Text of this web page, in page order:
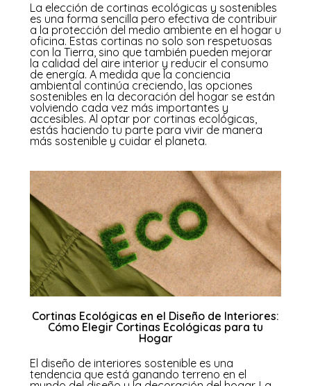
La elección de cortinas ecológicas y sostenibles
es una forma sencilla pero efectiva de contribuir
a la protección del medio ambiente en el hogar u
oficina. Estas cortinas no solo son respetuosas
con la Tierra, sino que también pueden mejorar
la calidad del aire interior y reducir el consumo
de energía. A medida que la conciencia
ambiental continúa creciendo, las opciones
sostenibles en la decoración del hogar se están
volviendo cada vez más importantes y
accesibles. Al optar por cortinas ecológicas,
estás haciendo tu parte para vivir de manera
más sostenible y cuidar el planeta.
Cortinas Ecológicas en el Diseño de Interiores:
Cómo Elegir Cortinas Ecológicas para tu
Hogar
El diseño de interiores sostenible es una
tendencia que está ganando terreno en el